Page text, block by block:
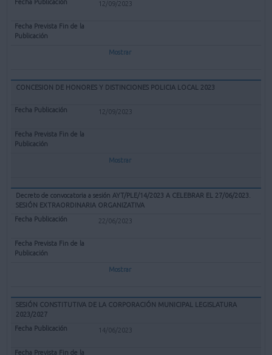
12/09/2023
Mostrar
CONCESION DE HONORES Y DISTINCIONES POLICIA LOCAL 2023
12/09/2023
Mostrar
Decreto de convocatoria a sesión AYT/PLE/14/2023 A CELEBRAR EL 27/06/2023.
SESIÓN EXTRAORDINARIA ORGANIZATIVA
22/06/2023
Mostrar
SESIÓN CONSTITUTIVA DE LA CORPORACIÓN MUNICIPAL LEGISLATURA
2023/2027
14/06/2023